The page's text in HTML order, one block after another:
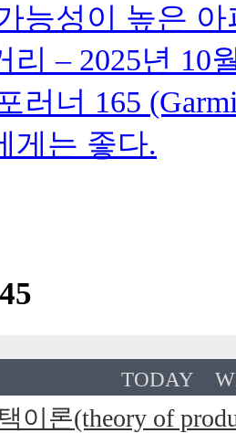
능성이 높은
리 – 2025년 10
러너 165
게는 좋다.
TODAY
이론(theory of